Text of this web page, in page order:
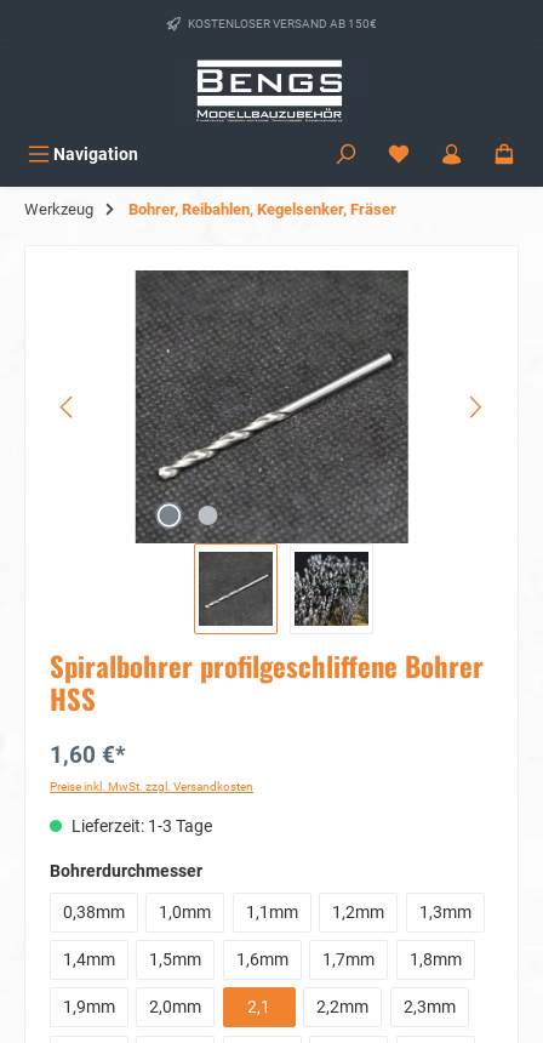
KOSTENLOSER VERSAND AB 150€
Navigation
Werkzeug Bohrer, Reibahlen, Kegelsenker, Fräser
Bildergalerie überspringen
Spiralbohrer profilgeschliffene Bohrer
HSS
1,60 €*
Preise inkl. MwSt. zzgl. Versandkosten
Lieferzeit: 1-3 Tage
Bohrerdurchmesserauswählen
0,38mm 1,0mm 1,1mm 1,2mm 1,3mm
1,4mm 1,5mm 1,6mm 1,7mm 1,8mm
1,9mm 2,0mm 2,1 2,2mm 2,3mm